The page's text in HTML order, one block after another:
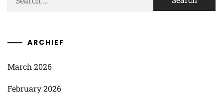
for:
ARCHIEF
March 2026
February 2026